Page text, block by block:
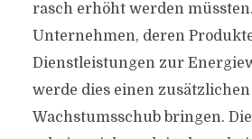
rasch erhöht werden
Unternehmen, deren
Dienstleistungen zur
werde dies einen zusätzlichen
Wachstumsschub bringen.